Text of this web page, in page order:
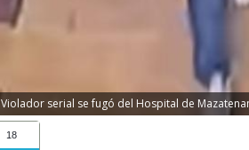
Violador serial se fugó del Hospital de
18